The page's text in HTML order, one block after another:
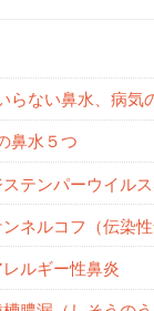
らない鼻水、病気
鼻水５つ
ステンパーウイル
ネルコフ（伝染性
レルギー性鼻炎